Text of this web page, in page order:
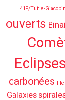
41P/Tuttle-
ouverts
carbonées
Galaxies